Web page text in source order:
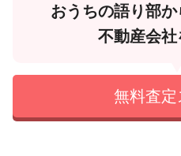
おうちの語り部か
不動産会社
無料査定